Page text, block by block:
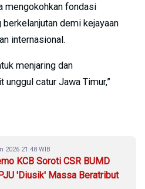
mengokohkan fondasi
demi kejayaan
internasional.
menjaring dan
catur Jawa Timur,”
2026 21:48 WIB
KCB Soroti CSR BUMD
'Diusik' Massa Beratribut